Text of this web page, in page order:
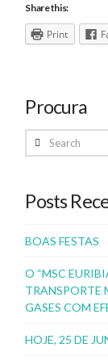
Share this:
Print
Procura
Search
Posts
BOAS FESTAS
O “MSC
TRANSPORTE
GASES COM
HOJE, 25 DE